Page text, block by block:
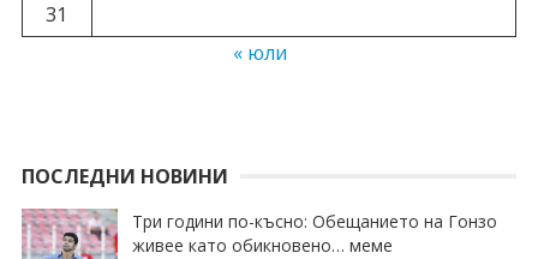
31
« юли
ПОСЛЕДНИ НОВИНИ
Три години по-късно: Обещанието на Гонзо
живее като обикновено… меме